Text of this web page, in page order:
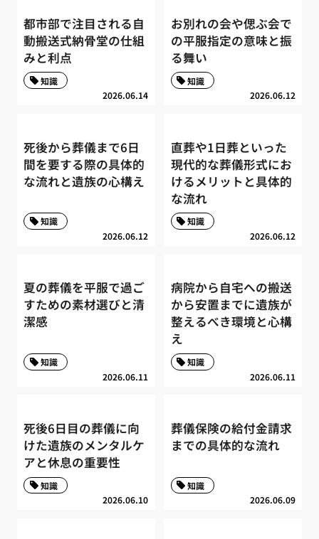
都市部で注目される自
動搬送式納骨堂の仕組
みと利点
2026.06.14
知識
お別れの会や偲ぶ会で
の平服指定の意味と振
る舞い
2026.06.12
知識
死後から葬儀まで6日
間を要する際の具体的
な流れと遺族の心構え
2026.06.12
知識
直葬や1日葬といった
現代的な葬儀形式にお
けるメリットと具体的
な流れ
2026.06.12
知識
夏の葬儀を平服で過ご
すための素材選びと清
潔感
2026.06.11
知識
病院から自宅への搬送
から安置までに遺族が
整えるべき環境と心構
え
2026.06.11
知識
死後6日目の葬儀に向
けた遺族のメンタルケ
アと休息の重要性
2026.06.10
知識
葬儀保険の給付金請求
までの具体的な流れ
2026.06.09
知識